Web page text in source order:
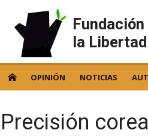
Fundación
la Libertad
OPINIÓN NOTICIAS
Precisión